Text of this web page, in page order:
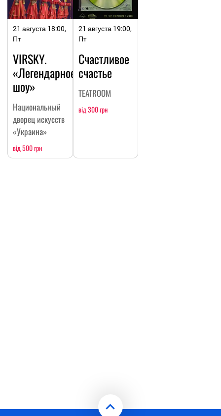
21 августа 18:00,
Пт
VIRSKY.
«Легендарное
шоу»
Национальный
дворец искусств
«Украина»
від 500 грн
21 августа 19:00,
Пт
Счастливое
счастье
TEATROOM
від 300 грн